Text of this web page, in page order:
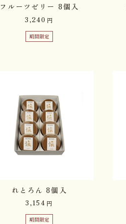
フルーツゼリー 8個入
3,240 円
期間限定
れとろん 8個入
3,154 円
期間限定